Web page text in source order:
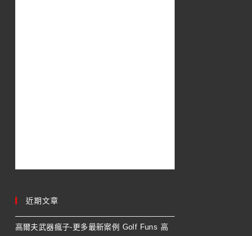
近期文章
高爾夫武器瘋子-更多最新案例 Golf Funs 高